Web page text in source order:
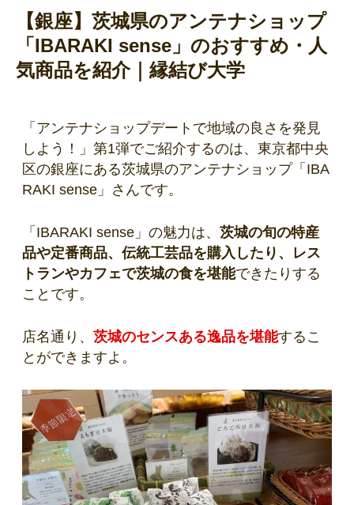
【銀座】茨城県のアンテナショップ
「IBARAKI sense」のおすすめ・人
気商品を紹介｜縁結び大学
「 アンテナショップデートで地域の良さを発見
しよう！
」第1弾でご紹介するのは、東京都中央
区の銀座にある茨城県のアンテナショップ「IBA
RAKI sense」さんです。
「IBARAKI sense」の魅力は、 茨城の旬の特産
品や定番商品、伝統工芸品を購入したり、レス
トランやカフェで茨城の食を堪能できたりする
ことです。
店名通り、 茨城のセンスある逸品を堪能するこ
とができますよ。